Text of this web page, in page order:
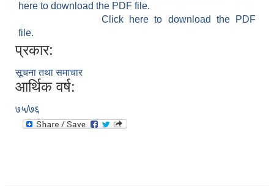
here to download the PDF file.
Click here to download the PDF
file.
प्रकार:
सूचना तथा समाचार
आर्थिक वर्ष:
७५/७६